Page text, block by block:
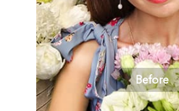
Before